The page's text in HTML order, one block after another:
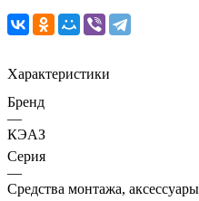
Характеристики
Бренд
—
КЭАЗ
Серия
—
Средства монтажа,